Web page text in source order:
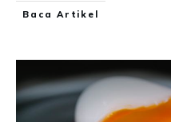
Baca Artikel